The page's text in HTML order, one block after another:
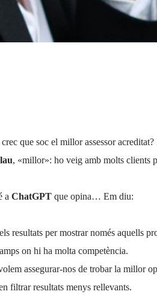
que soc el millor assessor
, «millor»: ho veig amb molts clients
a ChatGPT que opina… Em diu:
resultats per mostrar només aquells
on hi ha molta competència.
assegurar-nos de trobar la millor
filtrar resultats menys rellevants.